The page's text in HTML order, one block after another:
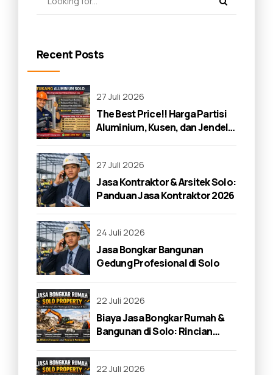
Recent Posts
27 Juli 2026
The Best Price!! Harga Partisi
Aluminium, Kusen, dan Jendela
27 Juli 2026
Jasa Kontraktor & Arsitek Solo:
Panduan Jasa Kontraktor 2026
24 Juli 2026
Jasa Bongkar Bangunan
Gedung Profesional di Solo
22 Juli 2026
Biaya Jasa Bongkar Rumah &
Bangunan di Solo: Rincian
22 Juli 2026